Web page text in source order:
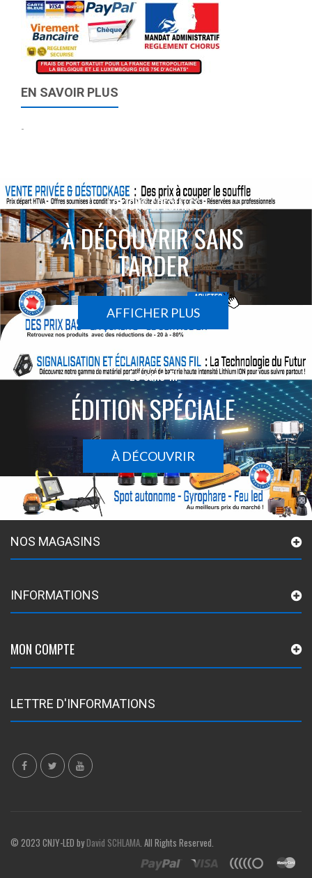
EN SAVOIR PLUS
-
ACTIONS SPÉCIALES
À DÉCOUVRIR SANS
TARDER
AFFICHER PLUS
Le sans-fil
ÉDITION SPÉCIALE
À DÉCOUVRIR
NOS MAGASINS
INFORMATIONS
MON COMPTE
LETTRE D'INFORMATIONS
© 2023 CNJY-LED byDavid SCHLAMA . All Rights Reserved.